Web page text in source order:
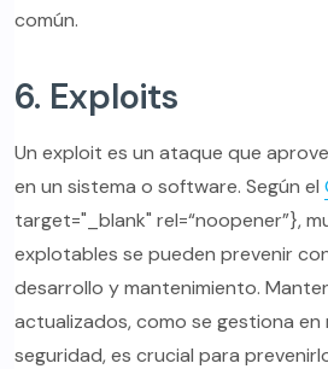
común.
6. Exploits
Un exploit es un ataque que
en un sistema o software. Según el
target="_blank" rel=“noopener”},
explotables se pueden prevenir
desarrollo y mantenimiento.
actualizados, como se gestiona
seguridad, es crucial para